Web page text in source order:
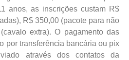
anos, as inscrições custam R$
R$ 350,00 (pacote para não
extra). O pagamento das
por transferência bancária ou pix
através dos contatos da